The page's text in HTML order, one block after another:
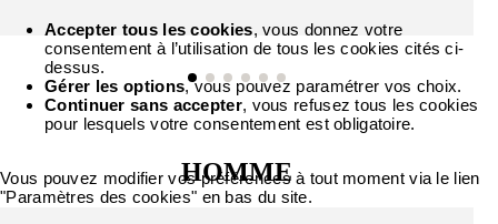
HOMME
Accepter tous les cookies, vous donnez votre
consentement à l’utilisation de tous les cookies cités ci-
dessus.
Gérer les options, vous pouvez paramétrer vos choix.
Continuer sans accepter, vous refusez tous les cookies
pour lesquels votre consentement est obligatoire.
Vous pouvez modifier vos préférences à tout moment via le lien
"Paramètres des cookies" en bas du site.